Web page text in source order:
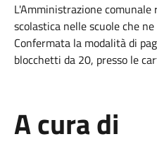
L'Amministrazione
scolastica nelle scuole che
Confermata la modalità di
blocchetti da 20, presso le
A cura di